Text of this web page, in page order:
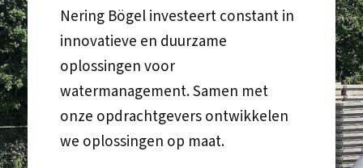
Nering Bögel investeert constant in
innovatieve en duurzame
oplossingen voor
watermanagement. Samen met
onze opdrachtgevers ontwikkelen
we oplossingen op maat.